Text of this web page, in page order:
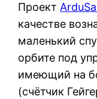
Проект
качестве
маленький
орбите под
имеющий на
(счётчик